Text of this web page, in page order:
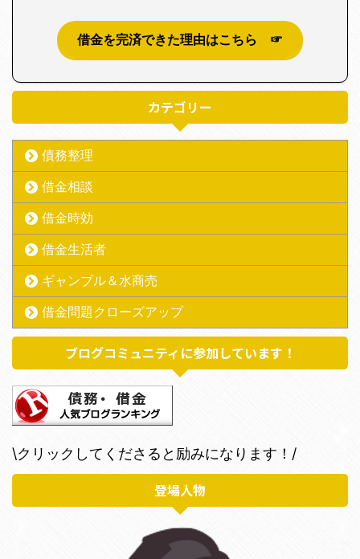
借金を完済できた理由はこちら ☞
カテゴリー
債務整理
借金相談
借金時効
借金生活者
ギャンブル＆水商売
借金問題クローズアップ
ブログコミュニティに参加しています！
\クリックしてくださると励みになります！/
登場人物